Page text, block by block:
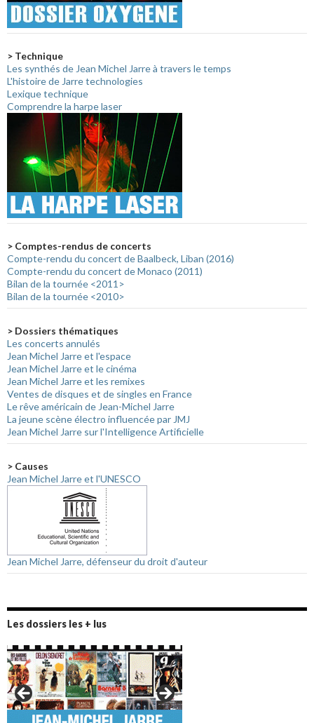
> Technique
Les synthés de Jean Michel Jarre à travers le temps
L'histoire de Jarre technologies
Lexique technique
Comprendre la harpe laser
> Comptes-rendus de concerts
Compte-rendu du concert de Baalbeck, Liban (2016)
Compte-rendu du concert de Monaco (2011)
Bilan de la tournée <2011>
Bilan de la tournée <2010>
> Dossiers thématiques
Les concerts annulés
Jean Michel Jarre et l'espace
Jean Michel Jarre et le cinéma
Jean Michel Jarre et les remixes
Ventes de disques et de singles en France
Le rêve américain de Jean-Michel Jarre
La jeune scène électro influencée par JMJ
Jean Michel Jarre sur l'Intelligence Artificielle
> Causes
Jean Michel Jarre et l'UNESCO
Jean Michel Jarre, défenseur du droit d'auteur
Les dossiers les + lus